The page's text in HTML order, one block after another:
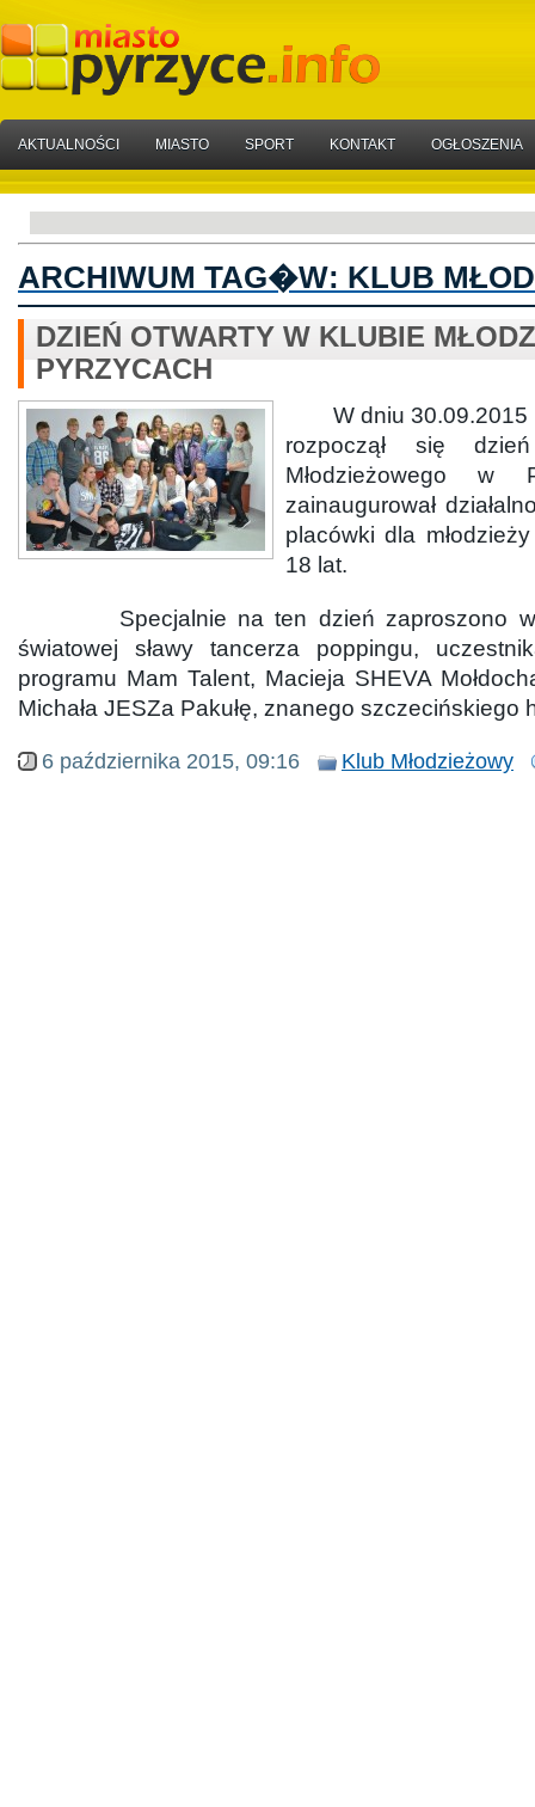
AKTUALNOŚCI MIASTO SPORT KONTAKT OGŁOSZENIA
ARCHIWUM TAG�W: KLUB
DZIEŃ OTWARTY W KLUBIE
PYRZYCACH
W dniu 30.09.2015
rozpoczął się
Młodzieżowego w
zainaugurował
placówki dla
18 lat.
Specjalnie na ten dzień zaproszono
światowej sławy tancerza poppingu,
programu Mam Talent, Macieja SHEVA
Michała JESZa Pakułę, znanego szczecińskiego
6 października 2015, 09:16 Klub Młodzieżowy